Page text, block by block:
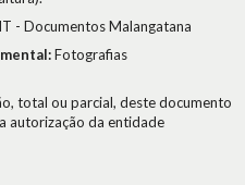
- Documentos Malangatana
Fotografias
total ou parcial, deste documento
autorização da entidade